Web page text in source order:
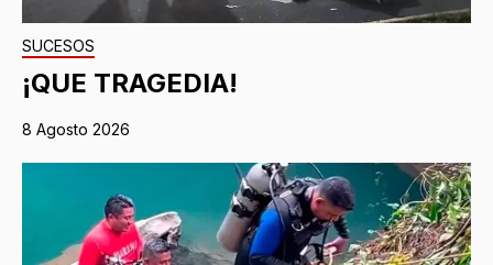
SUCESOS
¡QUE TRAGEDIA!
8 Agosto 2026